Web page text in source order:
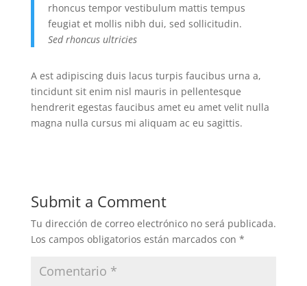
rhoncus tempor vestibulum mattis tempus
feugiat et mollis nibh dui, sed sollicitudin.
Sed rhoncus ultricies
A est adipiscing duis lacus turpis faucibus urna a,
tincidunt sit enim nisl mauris in pellentesque
hendrerit egestas faucibus amet eu amet velit nulla
magna nulla cursus mi aliquam ac eu sagittis.
Submit a Comment
Tu dirección de correo electrónico no será publicada.
Los campos obligatorios están marcados con *